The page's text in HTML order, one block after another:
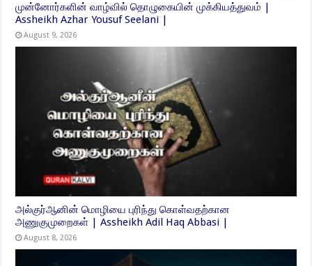
முன்னோர்களின் வாழ்வில் தொழுகையின் முக்கியத்துவம் |
Assheikh Azhar Yousuf Seelani |
August 9, 2026
அல்குர்ஆனின் மொழியை புரிந்து கொள்வதற்கான
அணுகுமுறைகள் | Assheikh Adil Haq Abbasi |
August 8, 2026